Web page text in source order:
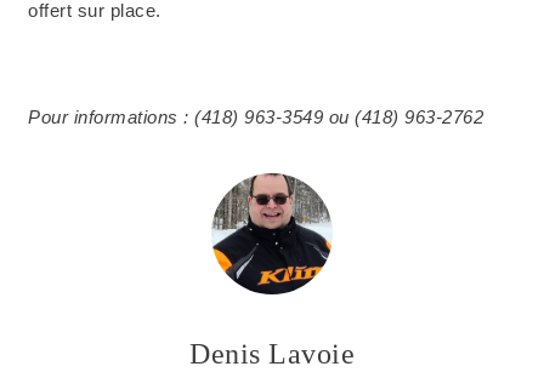
offert sur place.
Pour informations : (418) 963-3549 ou (418) 963-2762
Denis Lavoie